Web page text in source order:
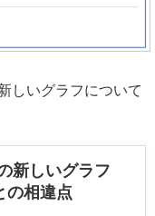
しいグラフについて
新しいグラフ
の相違点